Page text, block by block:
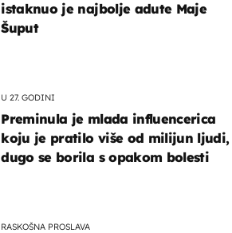
istaknuo je najbolje adute Maje
Šuput
U 27. GODINI
Preminula je mlada influencerica
koju je pratilo više od milijun ljudi,
dugo se borila s opakom bolesti
RASKOŠNA PROSLAVA